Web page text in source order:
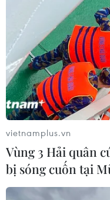
vietnamplus.vn
Vùng 3 Hải quân
bị sóng cuốn tại